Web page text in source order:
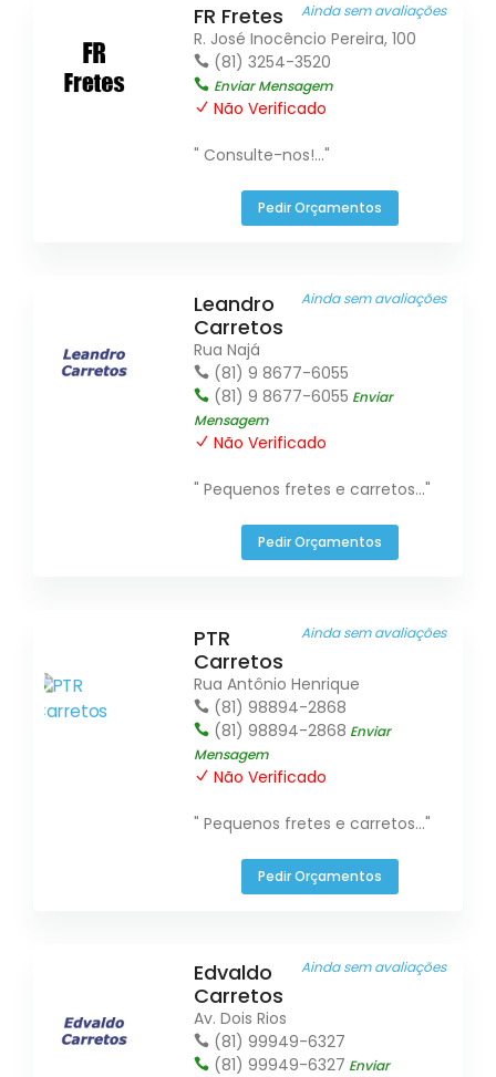
Ainda sem avaliações
FR Fretes
R. José Inocêncio Pereira, 100
(81) 3254-3520
Enviar Mensagem
Não Verificado
" Consulte-nos!..."
Pedir Orçamentos
Ainda sem avaliações
Leandro
Carretos
Rua Najá
(81) 9 8677-6055
(81) 9 8677-6055 Enviar
Mensagem
Não Verificado
" Pequenos fretes e carretos..."
Pedir Orçamentos
Ainda sem avaliações
PTR
Carretos
Rua Antônio Henrique
(81) 98894-2868
(81) 98894-2868 Enviar
Mensagem
Não Verificado
" Pequenos fretes e carretos..."
Pedir Orçamentos
Ainda sem avaliações
Edvaldo
Carretos
Av. Dois Rios
(81) 99949-6327
(81) 99949-6327 Enviar